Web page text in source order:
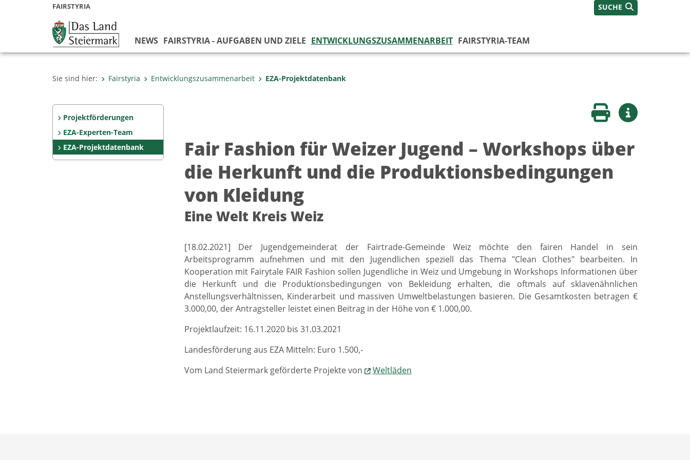
FAIRSTYRIA SUCHE
NEWS FAIRSTYRIA - AUFGABEN UND ZIELE ENTWICKLUNGSZUSAMMENARBEIT FAIRSTYRIA-TEAM
Sie sind hier: Fairstyria Entwicklungszusammenarbeit EZA-Projektdatenbank
Projektförderungen
EZA-Experten-Team
EZA-Projektdatenbank
Seite druckenWeitere Infos
Fair Fashion für Weizer Jugend – Workshops über
die Herkunft und die Produktionsbedingungen
von Kleidung
Eine Welt Kreis Weiz
[18.02.2021] Der Jugendgemeinderat der Fairtrade-Gemeinde Weiz möchte den fairen Handel in sein
Arbeitsprogramm aufnehmen und mit den Jugendlichen speziell das Thema "Clean Clothes" bearbeiten. In
Kooperation mit Fairytale FAIR Fashion sollen Jugendliche in Weiz und Umgebung in Workshops Informationen über
die Herkunft und die Produktionsbedingungen von Bekleidung erhalten, die oftmals auf sklavenähnlichen
Anstellungsverhältnissen, Kinderarbeit und massiven Umweltbelastungen basieren. Die Gesamtkosten betragen €
3.000,00, der Antragsteller leistet einen Beitrag in der Höhe von € 1.000,00.
Projektlaufzeit: 16.11.2020 bis 31.03.2021
Landesförderung aus EZA Mitteln: Euro 1.500,-
Vom Land Steiermark geförderte Projekte von
Weltläden